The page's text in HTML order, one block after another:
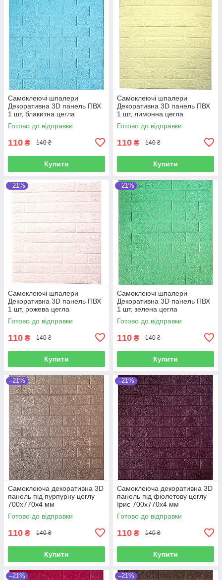
Самоклеючі шпалери
Декоративна 3D панель ПВХ
1 шт, блакитна цегла
700х770х4мм
Готово до відправки
110 ₴ 140 ₴
Купити
Самоклеючі шпалери
Декоративна 3D панель ПВХ
1 шт, лимонна цегла
700х770х4мм
Готово до відправки
110 ₴ 140 ₴
Купити
–21%
Самоклеючі шпалери
Декоративна 3D панель ПВХ
1 шт, рожева цегла
700х770х4мм
Готово до відправки
110 ₴ 140 ₴
Купити
–21%
Самоклеючі шпалери
Декоративна 3D панель ПВХ
1 шт, зелена цегла
700х770х4мм
Готово до відправки
110 ₴ 140 ₴
Купити
–21%
Самоклеюча декоративна 3D
панель під пурпурну цеглу
700x770x4 мм
Готово до відправки
110 ₴ 140 ₴
Купити
–21%
Самоклеюча декоративна 3D
панель під фіолетову цеглу
Ірис 700x770x4 мм
Готово до відправки
110 ₴ 140 ₴
Купити
–21% –21%